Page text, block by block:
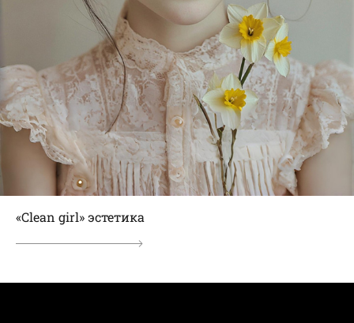
«Clean girl» эстетика